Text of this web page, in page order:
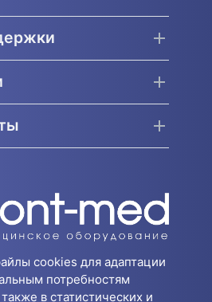
cookies для адаптации
потребностям
в статистических и